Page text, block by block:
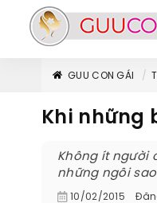
GUU CON GÁI
Khi những
Không ít người
những ngôi
10/02/2015